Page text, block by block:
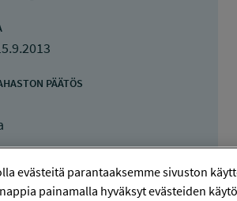
PÄÄTÖS
evästeitä parantaaksemme sivuston
painamalla hyväksyt evästeiden